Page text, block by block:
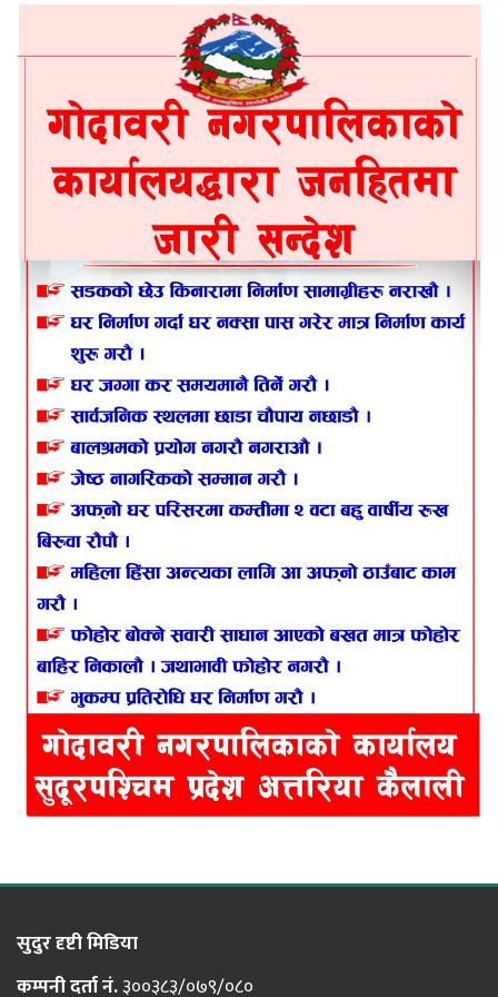
सुदुर दृष्टी मिडिया
कम्पनी दर्ता नं.३००३८३/०७९/०८०